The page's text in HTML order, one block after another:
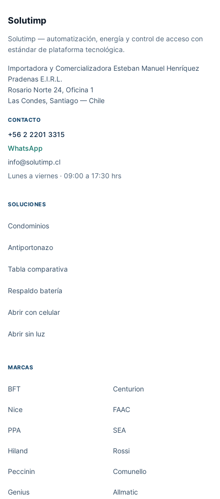
Solutimp
Solutimp — automatización, energía y control de acceso con
estándar de plataforma tecnológica.
Importadora y Comercializadora Esteban Manuel Henríquez
Pradenas E.I.R.L.
Rosario Norte 24, Oficina 1
Las Condes, Santiago — Chile
CONTACTO
+56 2 2201 3315
WhatsApp
info@solutimp.cl
Lunes a viernes · 09:00 a 17:30 hrs
SOLUCIONES
Condominios
Antiportonazo
Tabla comparativa
Respaldo batería
Abrir con celular
Abrir sin luz
MARCAS
BFT Centurion
Nice FAAC
PPA SEA
Hiland Rossi
Peccinin Comunello
Genius Allmatic